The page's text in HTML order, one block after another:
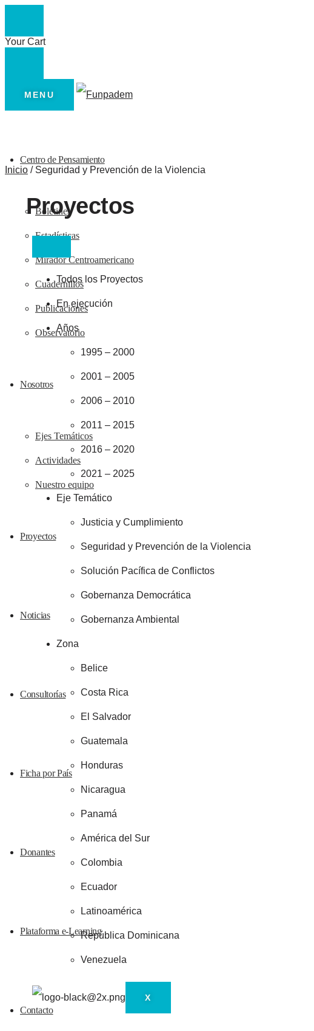
Your Cart
MENU
Centro de Pensamiento
Boletines
Estadísticas
Mirador Centroamericano
Cuadernillos
Publicaciones
Observatorio
Nosotros
Ejes Temáticos
Actividades
Nuestro equipo
Proyectos
Noticias
Consultorías
Ficha por País
Donantes
Plataforma e-Learning
Contacto
Inicio / Seguridad y Prevención de la Violencia
Proyectos
Todos los Proyectos
En ejecución
Años
1995 – 2000
2001 – 2005
2006 – 2010
2011 – 2015
2016 – 2020
2021 – 2025
Eje Temático
Justicia y Cumplimiento
Seguridad y Prevención de la Violencia
Solución Pacífica de Conflictos
Gobernanza Democrática
Gobernanza Ambiental
Zona
Belice
Costa Rica
El Salvador
Guatemala
Honduras
Nicaragua
Panamá
América del Sur
Colombia
Ecuador
Latinoamérica
República Dominicana
Venezuela
X